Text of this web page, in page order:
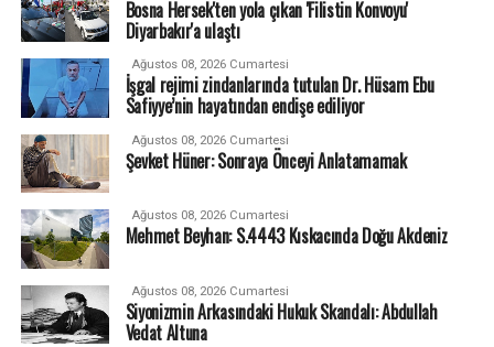
Bosna Hersek'ten yola çıkan 'Filistin Konvoyu'
Diyarbakır'a ulaştı
Ağustos 08, 2026 Cumartesi
İşgal rejimi zindanlarında tutulan Dr. Hüsam Ebu
Safiyye’nin hayatından endişe ediliyor
Ağustos 08, 2026 Cumartesi
Şevket Hüner: Sonraya Önceyi Anlatamamak
Ağustos 08, 2026 Cumartesi
Mehmet Beyhan: S.4443 Kıskacında Doğu Akdeniz
Ağustos 08, 2026 Cumartesi
Siyonizmin Arkasındaki Hukuk Skandalı: Abdullah
Vedat Altuna